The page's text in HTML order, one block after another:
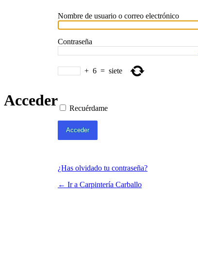
Acceder
Nombre de usuario o correo electrónico
Contraseña
+ 6 = siete
Recuérdame
¿Has olvidado tu contraseña?
← Ir a Carpintería Carballo